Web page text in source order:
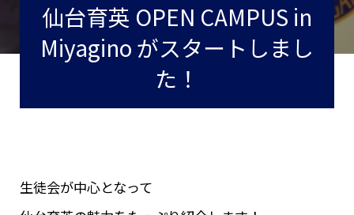
仙台育英 OPEN CAMPUS in
Miyagino がスタートしまし
た！
生徒会が中心となって